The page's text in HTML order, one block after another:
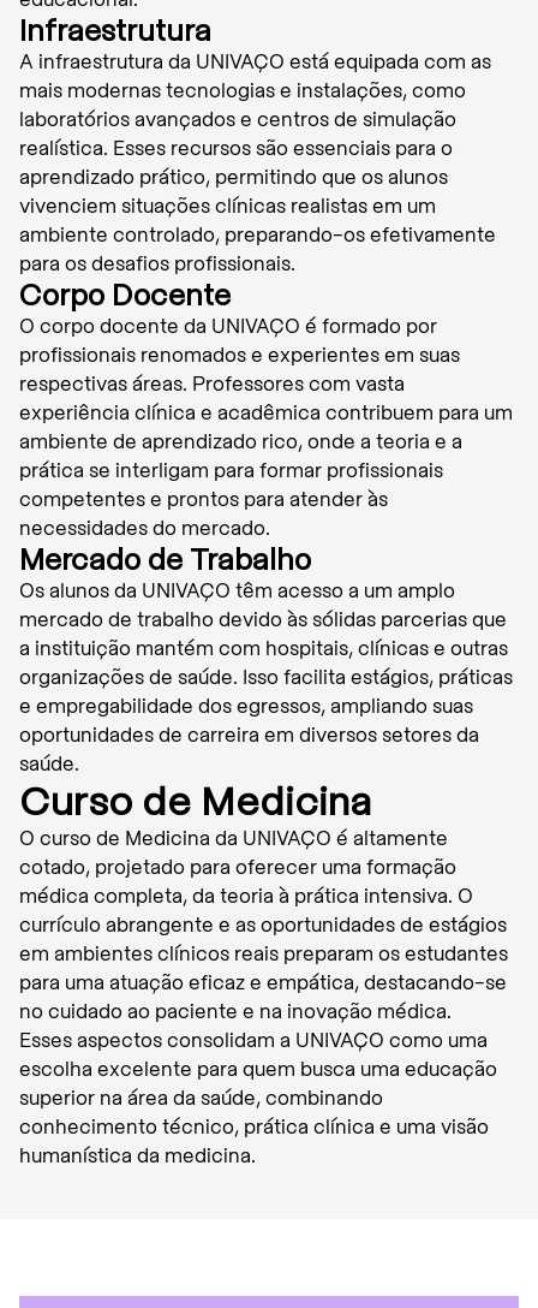
Infraestrutura
A infraestrutura da UNIVAÇO está equipada com as
mais modernas tecnologias e instalações, como
laboratórios avançados e centros de simulação
realística. Esses recursos são essenciais para o
aprendizado prático, permitindo que os alunos
vivenciem situações clínicas realistas em um
ambiente controlado, preparando-os efetivamente
para os desafios profissionais.
Corpo Docente
O corpo docente da UNIVAÇO é formado por
profissionais renomados e experientes em suas
respectivas áreas. Professores com vasta
experiência clínica e acadêmica contribuem para um
ambiente de aprendizado rico, onde a teoria e a
prática se interligam para formar profissionais
competentes e prontos para atender às
necessidades do mercado.
Mercado de Trabalho
Os alunos da UNIVAÇO têm acesso a um amplo
mercado de trabalho devido às sólidas parcerias que
a instituição mantém com hospitais, clínicas e outras
organizações de saúde. Isso facilita estágios, práticas
e empregabilidade dos egressos, ampliando suas
oportunidades de carreira em diversos setores da
saúde.
Curso de Medicina
O curso de Medicina da UNIVAÇO é altamente
cotado, projetado para oferecer uma formação
médica completa, da teoria à prática intensiva. O
currículo abrangente e as oportunidades de estágios
em ambientes clínicos reais preparam os estudantes
para uma atuação eficaz e empática, destacando-se
no cuidado ao paciente e na inovação médica.
Esses aspectos consolidam a UNIVAÇO como uma
escolha excelente para quem busca uma educação
superior na área da saúde, combinando
conhecimento técnico, prática clínica e uma visão
humanística da medicina.